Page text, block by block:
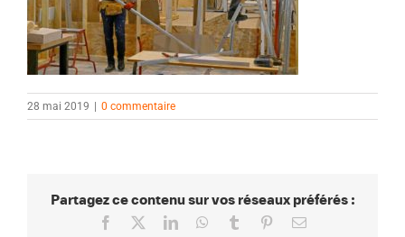
28 mai 2019 0 commentaire
Partagez ce contenu sur vos réseaux préférés :
Facebook LinkedInWhatsApp
Tumblr PinterestEmail